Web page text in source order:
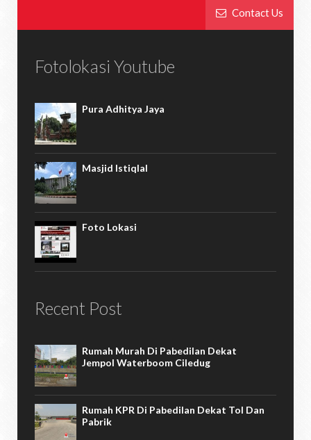
Contact Us
Fotolokasi Youtube
Pura Adhitya Jaya
Masjid Istiqlal
Foto Lokasi
Recent Post
Rumah Murah Di Pabedilan Dekat
Jempol Waterboom Ciledug
Rumah KPR Di Pabedilan Dekat Tol Dan
Pabrik